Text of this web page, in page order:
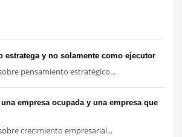
estratega y no solamente como ejecutor
pensamiento estratégico...
empresa ocupada y una empresa que
crecimiento empresarial...